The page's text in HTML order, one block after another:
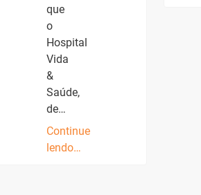
que
o
Hospital
Vida
&
Saúde,
de…
Continue
lendo…